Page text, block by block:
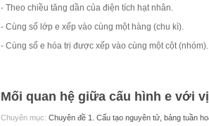
- Theo chiều tăng dần của điện tích hạt nhân.
- Cùng số lớp e xếp vào cùng một hàng (chu kì).
- Cùng số e hóa trị được xếp vào cùng một cột (nhóm).
Mối quan hệ giữa cấu hình e với
Chuyên mục: Chuyên đề 1. Cấu tạo nguyên tử, bảng tuần